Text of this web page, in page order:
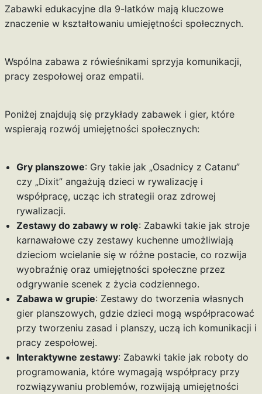
Zabawki edukacyjne dla 9-latków mają kluczowe
znaczenie w kształtowaniu umiejętności społecznych.
Wspólna zabawa z rówieśnikami sprzyja komunikacji,
pracy zespołowej oraz empatii.
Poniżej znajdują się przykłady zabawek i gier, które
wspierają rozwój umiejętności społecznych:
Gry planszowe: Gry takie jak „Osadnicy z Catanu”
czy „Dixit” angażują dzieci w rywalizację i
współpracę, ucząc ich strategii oraz zdrowej
rywalizacji.
Zestawy do zabawy w rolę: Zabawki takie jak stroje
karnawałowe czy zestawy kuchenne umożliwiają
dzieciom wcielanie się w różne postacie, co rozwija
wyobraźnię oraz umiejętności społeczne przez
odgrywanie scenek z życia codziennego.
Zabawa w grupie: Zestawy do tworzenia własnych
gier planszowych, gdzie dzieci mogą współpracować
przy tworzeniu zasad i planszy, uczą ich komunikacji i
pracy zespołowej.
Interaktywne zestawy: Zabawki takie jak roboty do
programowania, które wymagają współpracy przy
rozwiązywaniu problemów, rozwijają umiejętności